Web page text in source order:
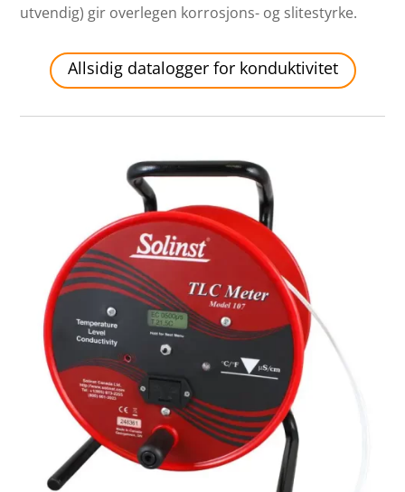
utvendig) gir overlegen korrosjons- og slitestyrke.
Allsidig datalogger for konduktivitet